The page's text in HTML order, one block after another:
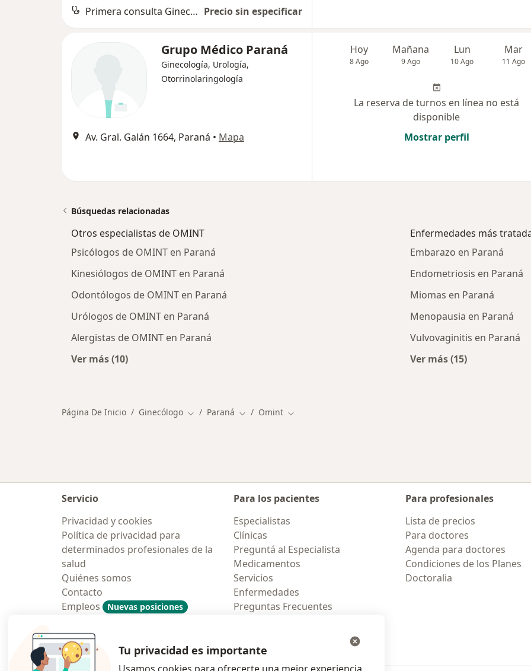
Primera consulta Ginecología Precio sin especificar
Grupo Médico Paraná
Ginecología, Urología,
Otorrinolaringología
Av. Gral. Galán 1664, Paraná • Mapa
Hoy
8 Ago
Mañana
9 Ago
Lun
10 Ago
Mar
11 Ago
La reserva de turnos en línea no está
disponible
Mostrar perfil
Búsquedas relacionadas
Otros especialistas de OMINT
Psicólogos de OMINT en Paraná
Kinesiólogos de OMINT en Paraná
Odontólogos de OMINT en Paraná
Urólogos de OMINT en Paraná
Alergistas de OMINT en Paraná
Ver más (10)
Enfermedades más
Embarazo en Paraná
Endometriosis en Paraná
Miomas en Paraná
Menopausia en Paraná
Vulvovaginitis en Paraná
Ver más (15)
Página De Inicio Ginecólogo Cambiar de ciudad
Paraná Cambiar de ciudad
Omint Cambiar de ciudad
Servicio
Privacidad y cookies
Política de privacidad para
determinados profesionales de la
salud
Quiénes somos
Contacto
Empleos
Nuevas posiciones
Contratación
Para los pacientes
Especialistas
Clínicas
Preguntá al Especialista
Medicamentos
Servicios
Enfermedades
Preguntas Frecuentes
Para profesionales
Lista de precios
Para doctores
Agenda para doctores
Condiciones de los Planes
Doctoralia
Tu privacidad es importante